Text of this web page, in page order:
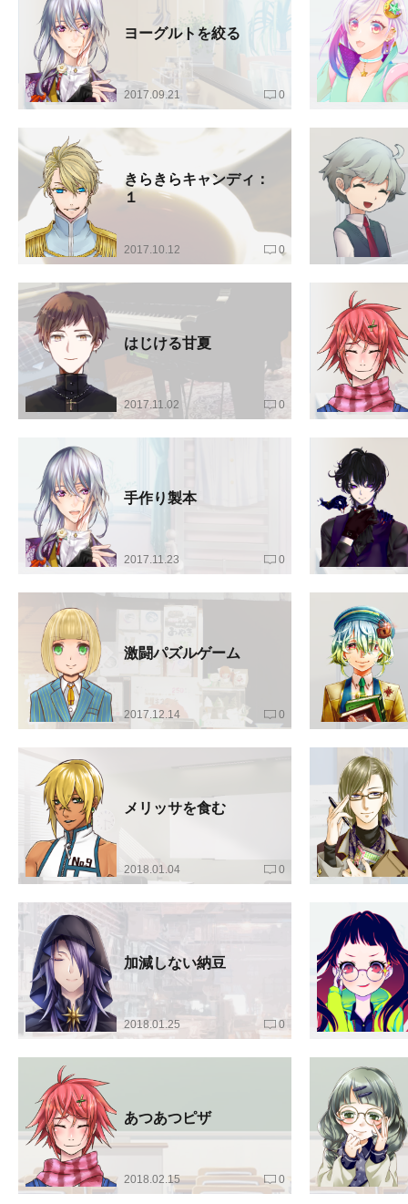
ヨーグルトを絞る
2017.09.21 0
きらきらキャンディ：
１
2017.10.12 0
はじける甘夏
2017.11.02 0
手作り製本
2017.11.23 0
激闘パズルゲーム
2017.12.14 0
メリッサを食む
2018.01.04 0
加減しない納豆
2018.01.25 0
あつあつピザ
2018.02.15 0